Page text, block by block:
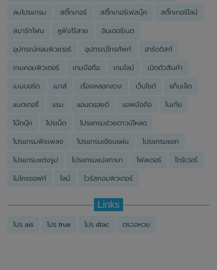
ลบโปรแกรม สติ๊กเกอร์ สติ๊กเกอร์เฟสบุ๊ค สติ๊กเกอร์ไลน์
สมาร์ทโฟน หูฟังไร้สาย อินเตอร์เนต
อุปกรณ์คอมพิวเตอร์ อุปกรณ์โทรศัพท์ ฮาร์ดดิสก์
เกมคอมพิวเตอร์ เกมมือถือ เกมไลน์ เปิดตัวสินค้า
เมนบอร์ด เมาส์ เรื่องหลอกลวง เว็บไซต์ แท็บเล็ต
แบตเตอรี่ แรม แอนดรอยด์ แอพมือถือ โนเกีย
โน๊ตบุ๊ค โปรเน็ต โปรแกรมช่วยดาวน์โหลด
โปรแกรมฟังเพลง โปรแกรมเขียนแผ่น โปรแกรมแชท
โปรแกรมแต่งรูป โปรแกรมแปลภาษา โฟลเดอร์ ไดร์เวอร์
ไมโครซอฟท์ ไลน์ ไวรัสคอมพิวเตอร์
Links
โปร ais โปร true โปร dtac ตรวจหวย